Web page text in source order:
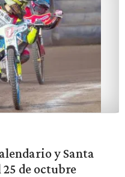
y Santa
de octubre